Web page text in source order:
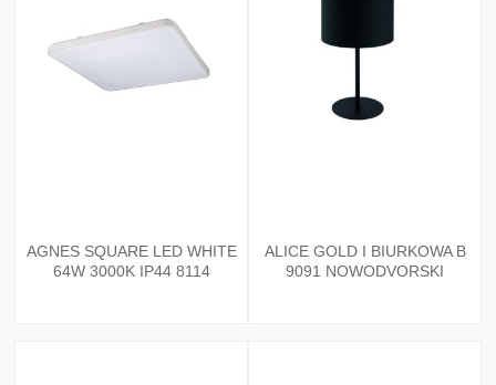
AGNES SQUARE LED WHITE
64W 3000K IP44 8114
ALICE GOLD I BIURKOWA B
9091 NOWODVORSKI